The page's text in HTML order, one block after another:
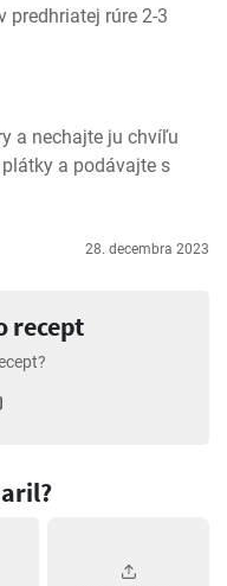
predhriatej rúre 2-3
a nechajte ju chvíľu
a podávajte s
28. decembra 2023
recept